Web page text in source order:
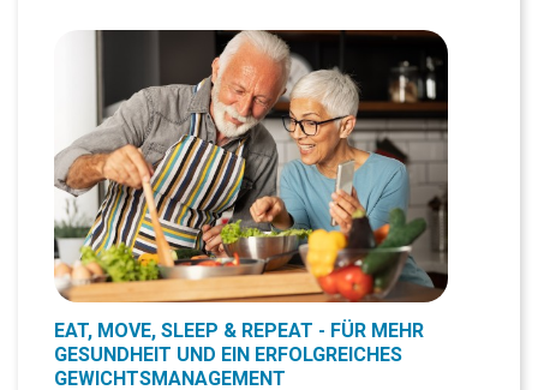
EAT, MOVE, SLEEP & REPEAT - FÜR MEHR
GESUNDHEIT UND EIN ERFOLGREICHES
GEWICHTSMANAGEMENT